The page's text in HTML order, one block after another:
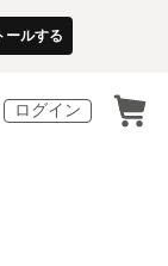
ールする
ログイン